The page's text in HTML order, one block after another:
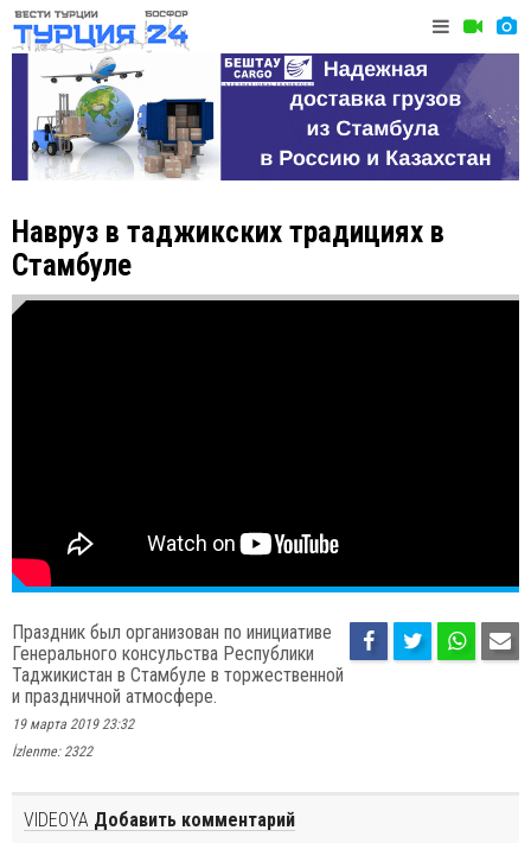
Навруз в таджикских традициях в
Стамбуле
Праздник был организован по инициативе
Генерального консульства Республики
Таджикистан в Стамбуле в торжественной
и праздничной атмосфере.
19 марта 2019 23:32
İzlenme: 2322
VIDEOYA Добавить комментарий